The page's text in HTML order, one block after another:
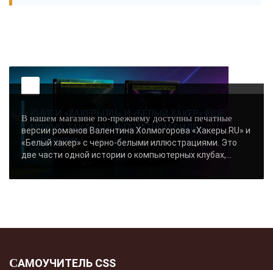
КНИГИ «ХАКЕРЫ.RU» И «БЕЛЫЙ ХАКЕР» ЕЩЕ
МОЖНО ЗАКАЗАТЬ В ПЕЧАТНОМ ВИДЕ -
«НОВОСТИ»..
В нашем магазине по-прежнему доступны печатные
версии романов Валентина Холмогорова «Хакеры.RU» и
«Белый хакер» с черно-белыми иллюстрациями. Это
две части одной истории о компьютерных клубах,...
САМОУЧИТЕЛЬ CSS